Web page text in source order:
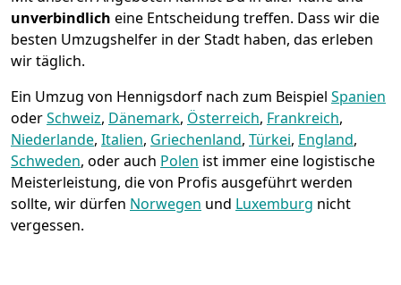
unverbindlich eine Entscheidung treffen. Dass wir die
besten Umzugshelfer in der Stadt haben, das erleben
wir täglich.
Ein Umzug von Hennigsdorf nach zum Beispiel Spanien
oderSchweiz, Dänemark, Österreich, Frankreich,
Niederlande, Italien, Griechenland, Türkei, England,
Schweden, oder auch Polen ist immer eine logistische
Meisterleistung, die von Profis ausgeführt werden
sollte, wir dürfen Norwegen und Luxemburg nicht
vergessen.